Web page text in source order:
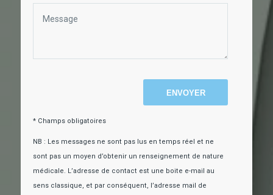
* Champs obligatoires
NB : Les messages ne sont pas lus en temps réel et ne
sont pas un moyen d’obtenir un renseignement de nature
médicale. L’adresse de contact est une boite e-mail au
sens classique, et par conséquent, l’adresse mail de